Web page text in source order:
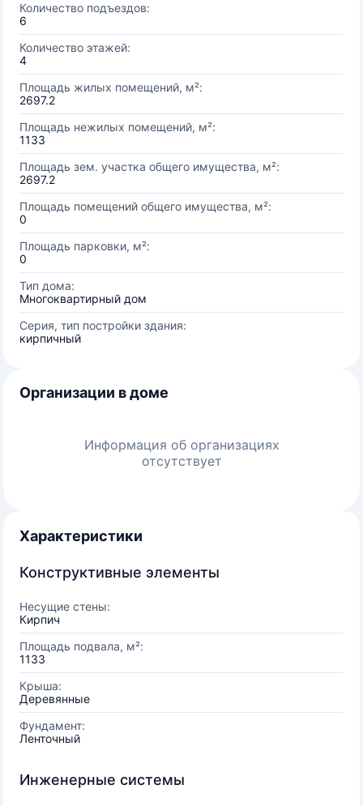
Количество подъездов:
6
Количество этажей:
4
Площадь жилых помещений, м²:
2697.2
Площадь нежилых помещений, м²:
1133
Площадь зем. участка общего имущества, м²:
2697.2
Площадь помещений общего имущества, м²:
0
Площадь парковки, м²:
0
Тип дома:
Многоквартирный дом
Серия, тип постройки здания:
кирпичный
Организации в доме
Информация об организациях
отсутствует
Характеристики
Конструктивные элементы
Несущие стены:
Кирпич
Площадь подвала, м²:
1133
Крыша:
Деревянные
Фундамент:
Ленточный
Инженерные системы